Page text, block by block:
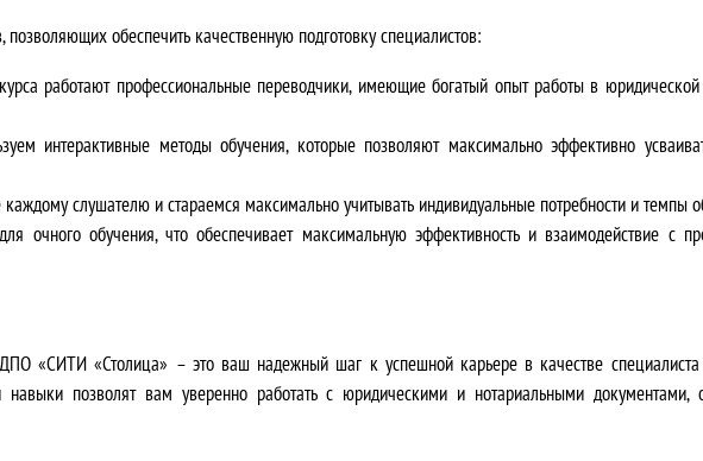
л
я
л
а
3
0
0
обеспечить качественную подготовку специалистов:
работают профессиональные переводчики, имеющие богатый опыт работы в
интерактивные методы обучения, которые позволяют максимально эффективно
слушателю и стараемся максимально учитывать индивидуальные потребности и темпы
очного обучения, что обеспечивает максимальную эффективность и взаимодействие с
«СИТИ «Столица» – это ваш надежный шаг к успешной карьере в качестве
позволят вам уверенно работать с юридическими и нотариальными документами,